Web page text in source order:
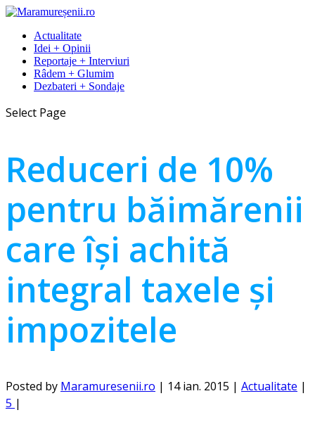
Actualitate
Idei + Opinii
Reportaje + Interviuri
Râdem + Glumim
Dezbateri + Sondaje
Select Page
Reduceri de 10%
pentru băimărenii
care își achită
integral taxele și
impozitele
Posted by Maramuresenii.ro | 14 ian. 2015 | Actualitate |
5 |